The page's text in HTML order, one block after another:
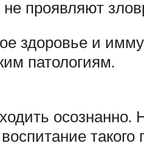
проявляют
здоровье и
патологиям.
такого